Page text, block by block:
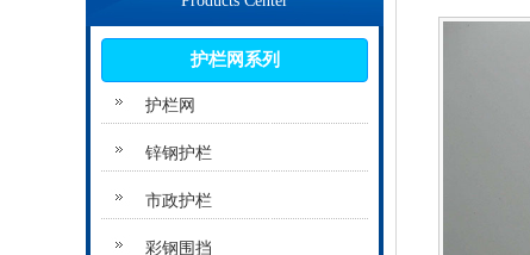
护栏网系列
护栏网
锌钢护栏
市政护栏
彩钢围挡